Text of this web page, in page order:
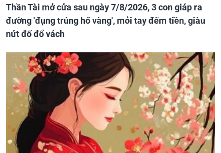
Thần Tài mở cửa sau ngày 7/8/2026, 3 con giáp ra
đường 'đụng trúng hố vàng', mỏi tay đếm tiền, giàu
nứt đố đổ vách